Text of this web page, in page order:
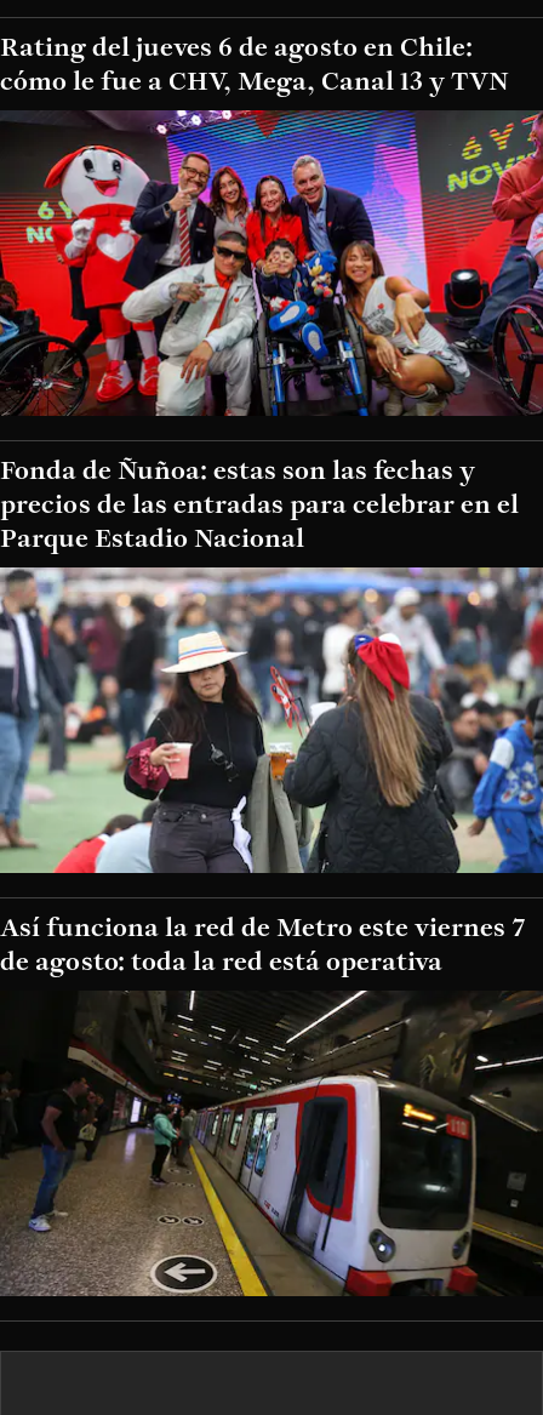
Rating del jueves 6 de agosto en Chile:
cómo le fue a CHV, Mega, Canal 13 y TVN
Fonda de Ñuñoa: estas son las fechas y
precios de las entradas para celebrar en el
Parque Estadio Nacional
Así funciona la red de Metro este viernes 7
de agosto: toda la red está operativa